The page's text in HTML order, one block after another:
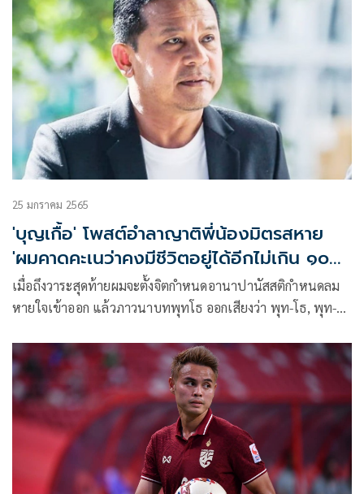
25 มกราคม 2565
'บุญเกื้อ' โพสต์อำลาญาติพี่น้องมิตรสหาย
'ผมคาดคะเนว่าคงมีชีวิตอยู่ได้อีกไม่เกิน ๑๐
วัน'!
เมื่อถึงวาระสุดท้ายผมจะตั้งจิตกำหนดอานาปานัสสติกำหนดลม
หายใจเข้าออก แล้วภาวนาบทพุทโธ ออกเสียงว่า พุท-โธ, พุท-